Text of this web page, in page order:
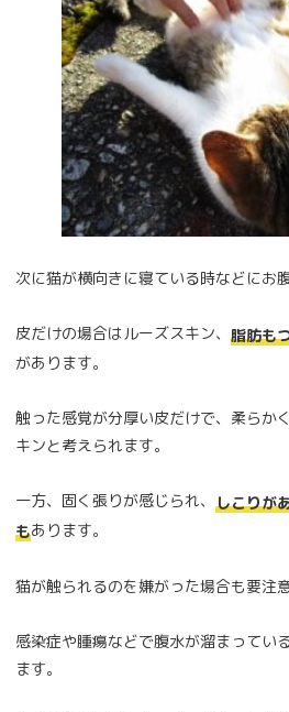
次に猫が横向きに寝ている時などにお
皮だけの場合はルーズスキン、 脂肪も
があります。
触った感覚が分厚い皮だけで、柔らか
キンと考えられます。
一方、固く張りが感じられ、 しこりが
もあります。
猫が触られるのを嫌がった場合も要注意
感染症や腫瘍などで腹水が溜まってい
ます。